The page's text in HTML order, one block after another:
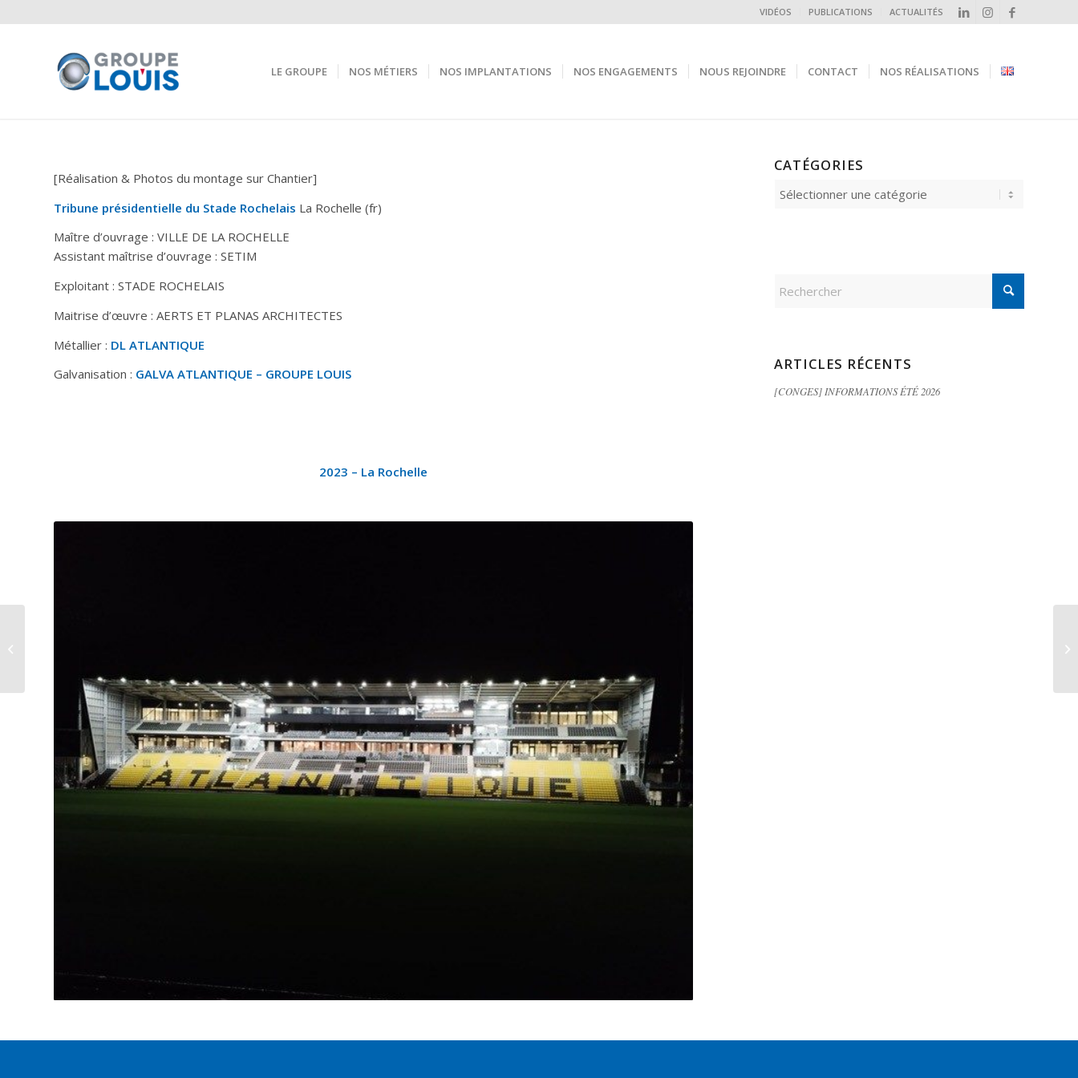
VIDÉOS PUBLICATIONS ACTUALITÉS
LE GROUPE NOS MÉTIERS NOS IMPLANTATIONS NOS ENGAGEMENTS NOUS REJOINDRE CONTACT NOS RÉALISATIONS
[Réalisation & Photos du montage sur Chantier]
Tribune présidentielle du Stade Rochelais La Rochelle (fr)
Maître d’ouvrage : VILLE DE LA ROCHELLE
Assistant maîtrise d’ouvrage : SETIM
Exploitant : STADE ROCHELAIS
Maitrise d’œuvre : AERTS ET PLANAS ARCHITECTES
Métallier : DL ATLANTIQUE
Galvanisation : GALVA ATLANTIQUE – GROUPE LOUIS
2023 – La Rochelle
CATÉGORIES
Catégories
ARTICLES RÉCENTS
[CONGES] INFORMATIONS ÉTÉ 2026